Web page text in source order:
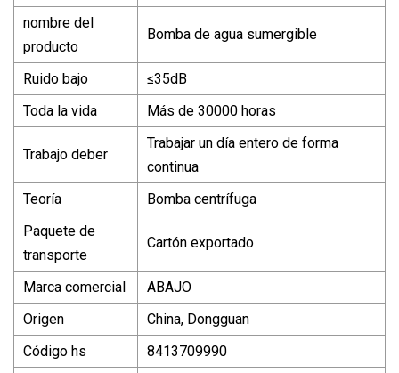
nombre del
producto
Bomba de agua sumergible
Ruido bajo
≤35dB
Toda la vida
Más de 30000 horas
Trabajo deber
Trabajar un día entero de forma
continua
Teoría
Bomba centrífuga
Paquete de
transporte
Cartón exportado
Marca comercial
ABAJO
Origen
China, Dongguan
Código hs
8413709990